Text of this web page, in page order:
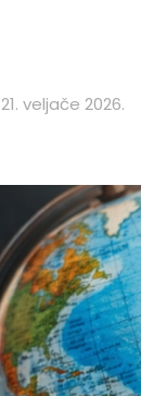
21. veljače 2026.